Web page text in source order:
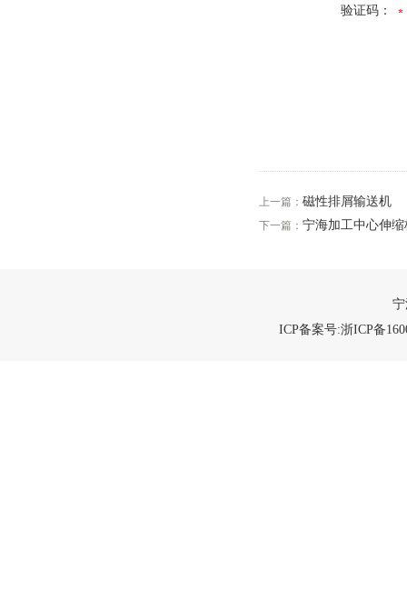
验证码：
上一篇： 磁性排屑输送机
下一篇： 宁海加工中心伸
ICP备案号:浙ICP备